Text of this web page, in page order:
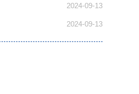
2024-09-13
2024-09-13